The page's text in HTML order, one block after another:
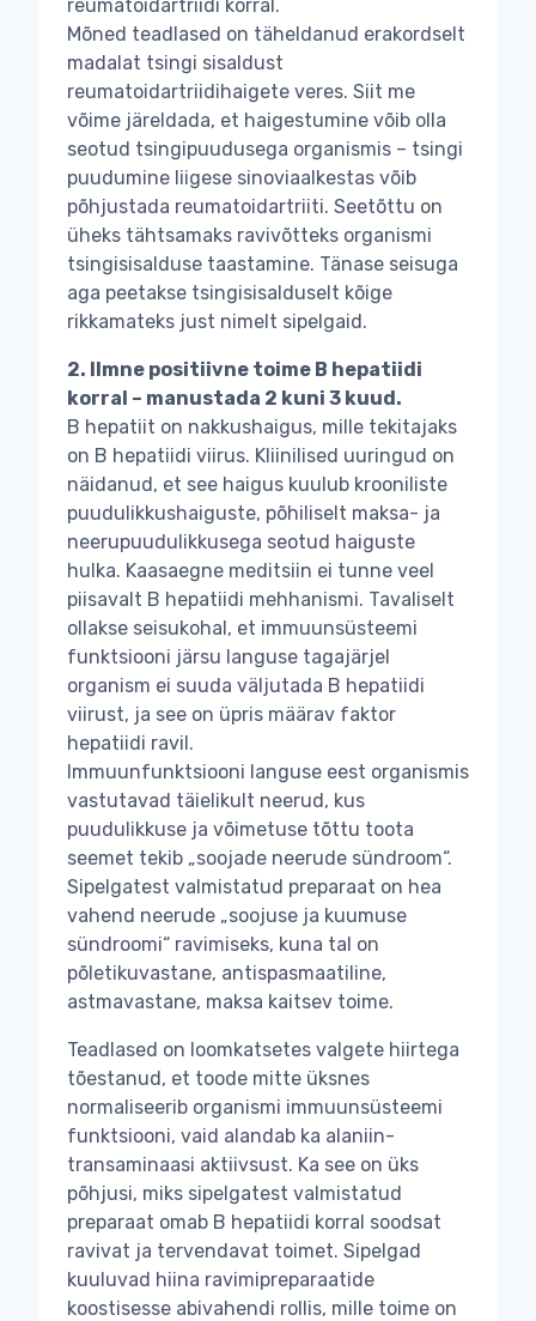
reumatoidartriidi korral.
Mõned teadlased on täheldanud erakordselt
madalat tsingi sisaldust
reumatoidartriidihaigete veres. Siit me
võime järeldada, et haigestumine võib olla
seotud tsingipuudusega organismis – tsingi
puudumine liigese sinoviaalkestas võib
põhjustada reumatoidartriiti. Seetõttu on
üheks tähtsamaks ravivõtteks organismi
tsingisisalduse taastamine. Tänase seisuga
aga peetakse tsingisisalduselt kõige
rikkamateks just nimelt sipelgaid.
2. Ilmne positiivne toime B hepatiidi
korral – manustada 2 kuni 3 kuud.
B hepatiit on nakkushaigus, mille tekitajaks
on B hepatiidi viirus. Kliinilised uuringud on
näidanud, et see haigus kuulub krooniliste
puudulikkushaiguste, põhiliselt maksa- ja
neerupuudulikkusega seotud haiguste
hulka. Kaasaegne meditsiin ei tunne veel
piisavalt B hepatiidi mehhanismi. Tavaliselt
ollakse seisukohal, et immuunsüsteemi
funktsiooni järsu languse tagajärjel
organism ei suuda väljutada B hepatiidi
viirust, ja see on üpris määrav faktor
hepatiidi ravil.
Immuunfunktsiooni languse eest organismis
vastutavad täielikult neerud, kus
puudulikkuse ja võimetuse tõttu toota
seemet tekib „soojade neerude sündroom“.
Sipelgatest valmistatud preparaat on hea
vahend neerude „soojuse ja kuumuse
sündroomi“ ravimiseks, kuna tal on
põletikuvastane, antispasmaatiline,
astmavastane, maksa kaitsev toime.
Teadlased on loomkatsetes valgete hiirtega
tõestanud, et toode mitte üksnes
normaliseerib organismi immuunsüsteemi
funktsiooni, vaid alandab ka alaniin-
transaminaasi aktiivsust. Ka see on üks
põhjusi, miks sipelgatest valmistatud
preparaat omab B hepatiidi korral soodsat
ravivat ja tervendavat toimet. Sipelgad
kuuluvad hiina ravimipreparaatide
koostisesse abivahendi rollis, mille toime on